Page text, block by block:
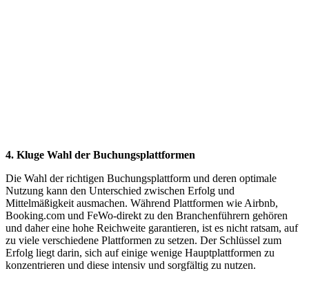
4. Kluge Wahl der Buchungsplattformen
Die Wahl der richtigen Buchungsplattform und deren optimale
Nutzung kann den Unterschied zwischen Erfolg und
Mittelmäßigkeit ausmachen. Während Plattformen wie Airbnb,
Booking.com und FeWo-direkt zu den Branchenführern gehören
und daher eine hohe Reichweite garantieren, ist es nicht ratsam, auf
zu viele verschiedene Plattformen zu setzen. Der Schlüssel zum
Erfolg liegt darin, sich auf einige wenige Hauptplattformen zu
konzentrieren und diese intensiv und sorgfältig zu nutzen.